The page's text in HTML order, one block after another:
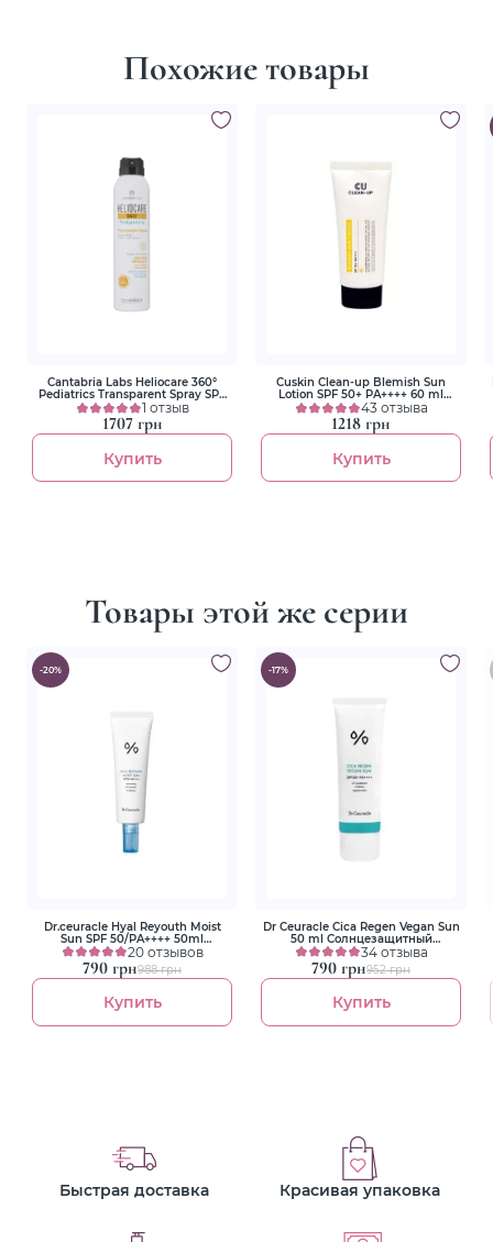
Похожие товары
Cantabria Labs Heliocare 360°
Pediatrics Transparent Spray SPF
50+ 200 ml Детский
солнцезащитный спрей
1 отзыв
1707 грн
Купить
Cuskin Clean-up Blemish Sun
Lotion SPF 50+ PA++++ 60 ml
Солнцезащитный лосьон
43 отзыва
1218 грн
Купить
Товары этой же серии
-20%
Dr.ceuracle Hyal Reyouth Moist
Sun SPF 50/PA++++ 50ml
Увлажняющий солнцезащитный
крем
20 отзывов
790 грн988 грн
Купить
-17%
Dr Ceuracle Сica Regen Vegan Sun
50 ml Солнцезащитный
веганский крем с центеллой
34 отзыва
790 грн952 грн
Купить
Быстрая доставка Красивая упаковка